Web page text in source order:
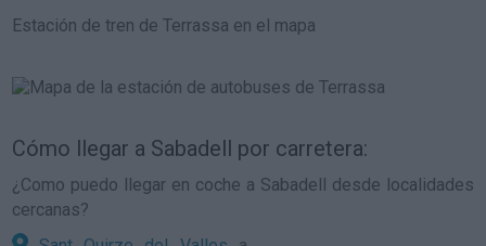
Estación de tren de Terrassa en el mapa
Cómo llegar a Sabadell por carretera:
¿Como puedo llegar en coche a Sabadell desde localidades
cercanas?